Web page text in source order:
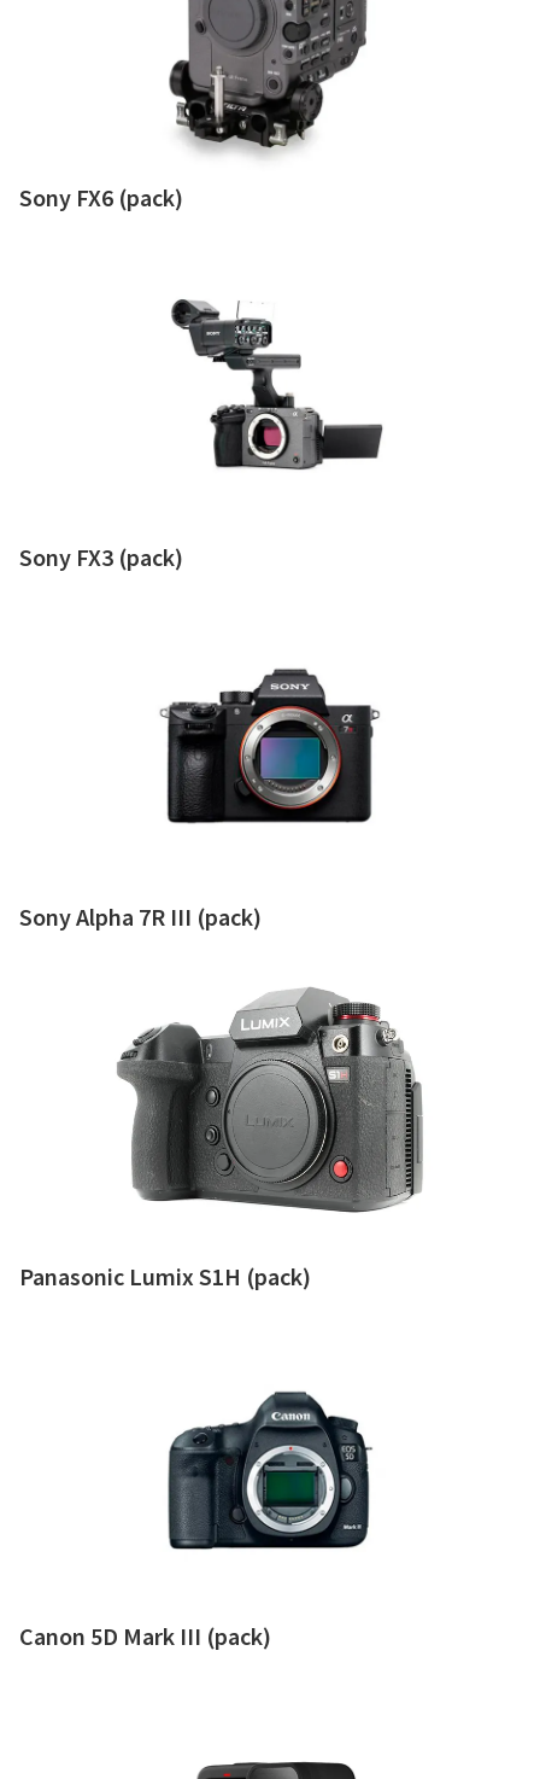
Sony FX6 (pack)
Sony FX3 (pack)
Sony Alpha 7R III (pack)
Panasonic Lumix S1H (pack)
Canon 5D Mark III (pack)